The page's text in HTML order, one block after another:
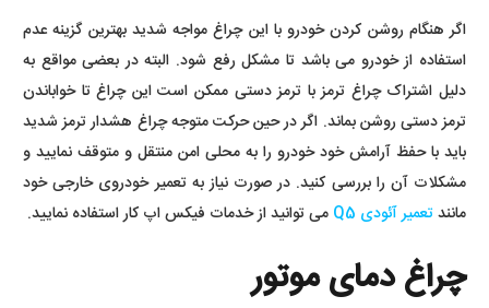
اگر هنگام روشن کردن خودرو با این چراغ مواجه شدید بهترین گزینه عدم
استفاده از خودرو می باشد تا مشکل رفع شود. البته در بعضی مواقع به
دلیل اشتراک چراغ ترمز با ترمز دستی ممکن است این چراغ تا خواباندن
ترمز دستی روشن بماند. اگر در حین حرکت متوجه چراغ هشدار ترمز شدید
باید با حفظ آرامش خود خودرو را به محلی امن منتقل و متوقف نمایید و
مشکلات آن را بررسی کنید. در صورت نیاز به تعمیر خودروی خارجی خود
مانندتعمیر آئودی Q5 می توانید از خدمات فیکس اپ کار استفاده نمایید.
چراغ دمای موتور